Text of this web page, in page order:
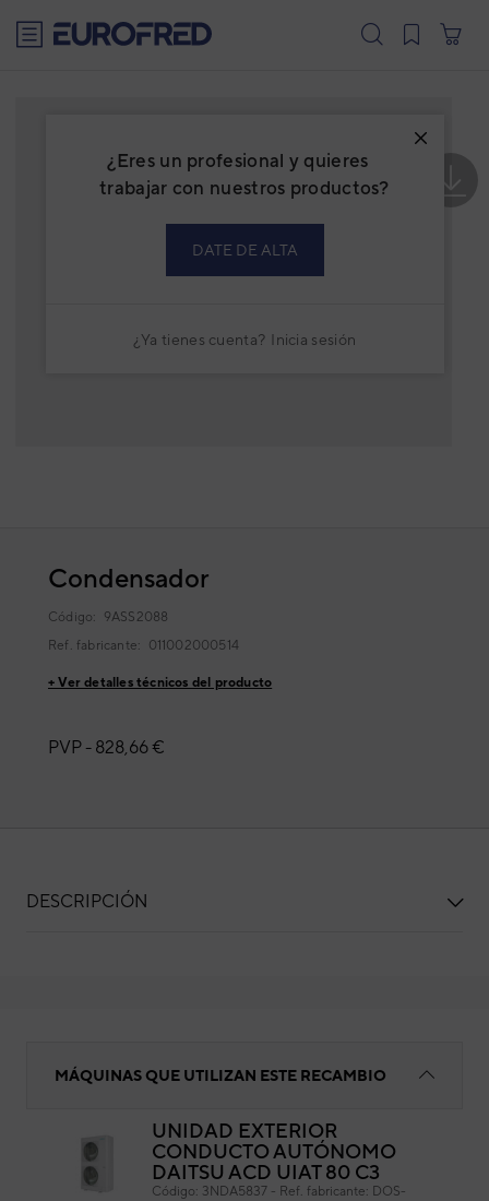
¿Eres un profesional y quieres
trabajar con nuestros productos?
DATE DE ALTA
¿Ya tienes cuenta? Inicia sesión
Condensador
Código: 9ASS2088
Ref. fabricante: 011002000514
+ Ver detalles técnicos del producto
PVP - 828,66 €
DESCRIPCIÓN
MÁQUINAS QUE UTILIZAN ESTE RECAMBIO
UNIDAD EXTERIOR
CONDUCTO AUTÓNOMO
DAITSU ACD UIAT 80 C3
Código: 3NDA5837 - Ref. fabricante: DOS-